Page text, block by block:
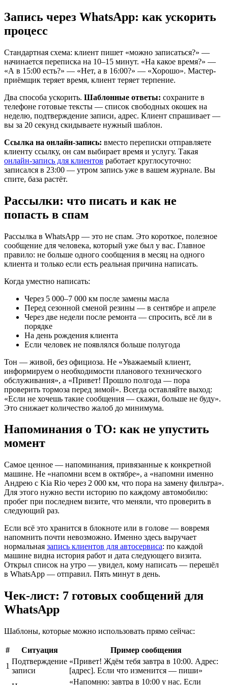
Запись через WhatsApp: как ускорить
процесс
Стандартная схема: клиент пишет «можно записаться?» —
начинается переписка на 10–15 минут. «На какое время?» —
«А в 15:00 есть?» — «Нет, а в 16:00?» — «Хорошо». Мастер-
приёмщик теряет время, клиент теряет терпение.
Два способа ускорить. Шаблонные ответы: сохраните в
телефоне готовые тексты — список свободных окошек на
неделю, подтверждение записи, адрес. Клиент спрашивает —
вы за 20 секунд скидываете нужный шаблон.
Ссылка на онлайн-запись: вместо переписки отправляете
клиенту ссылку, он сам выбирает время и услугу. Такая
онлайн-запись для клиентов работает круглосуточно:
записался в 23:00 — утром запись уже в вашем журнале. Вы
спите, база растёт.
Рассылки: что писать и как не
попасть в спам
Рассылка в WhatsApp — это не спам. Это короткое, полезное
сообщение для человека, который уже был у вас. Главное
правило: не больше одного сообщения в месяц на одного
клиента и только если есть реальная причина написать.
Когда уместно написать:
Через 5 000–7 000 км после замены масла
Перед сезонной сменой резины — в сентябре и апреле
Через две недели после ремонта — спросить, всё ли в
порядке
На день рождения клиента
Если человек не появлялся больше полугода
Тон — живой, без официоза. Не «Уважаемый клиент,
информируем о необходимости планового технического
обслуживания», а «Привет! Прошло полгода — пора
проверить тормоза перед зимой». Всегда оставляйте выход:
«Если не хочешь такие сообщения — скажи, больше не буду».
Это снижает количество жалоб до минимума.
Напоминания о ТО: как не упустить
момент
Самое ценное — напоминания, привязанные к конкретной
машине. Не «напомни всем в октябре», а «напомни именно
Андрею с Kia Rio через 2 000 км, что пора на замену фильтра».
Для этого нужно вести историю по каждому автомобилю:
пробег при последнем визите, что меняли, что проверить в
следующий раз.
Если всё это хранится в блокноте или в голове — вовремя
напомнить почти невозможно. Именно здесь выручает
нормальная запись клиентов для автосервиса: по каждой
машине видна история работ и дата следующего визита.
Открыл список на утро — увидел, кому написать — перешёл
в WhatsApp — отправил. Пять минут в день.
Чек-лист: 7 готовых сообщений для
WhatsApp
Шаблоны, которые можно использовать прямо сейчас:
# Ситуация
Пример сообщения
1
Подтверждение
записи
«Привет! Ждём тебя завтра в 10:00. Адрес:
[адрес]. Если что изменится — пиши»
«Напомню: завтра в 10:00 у нас. Если